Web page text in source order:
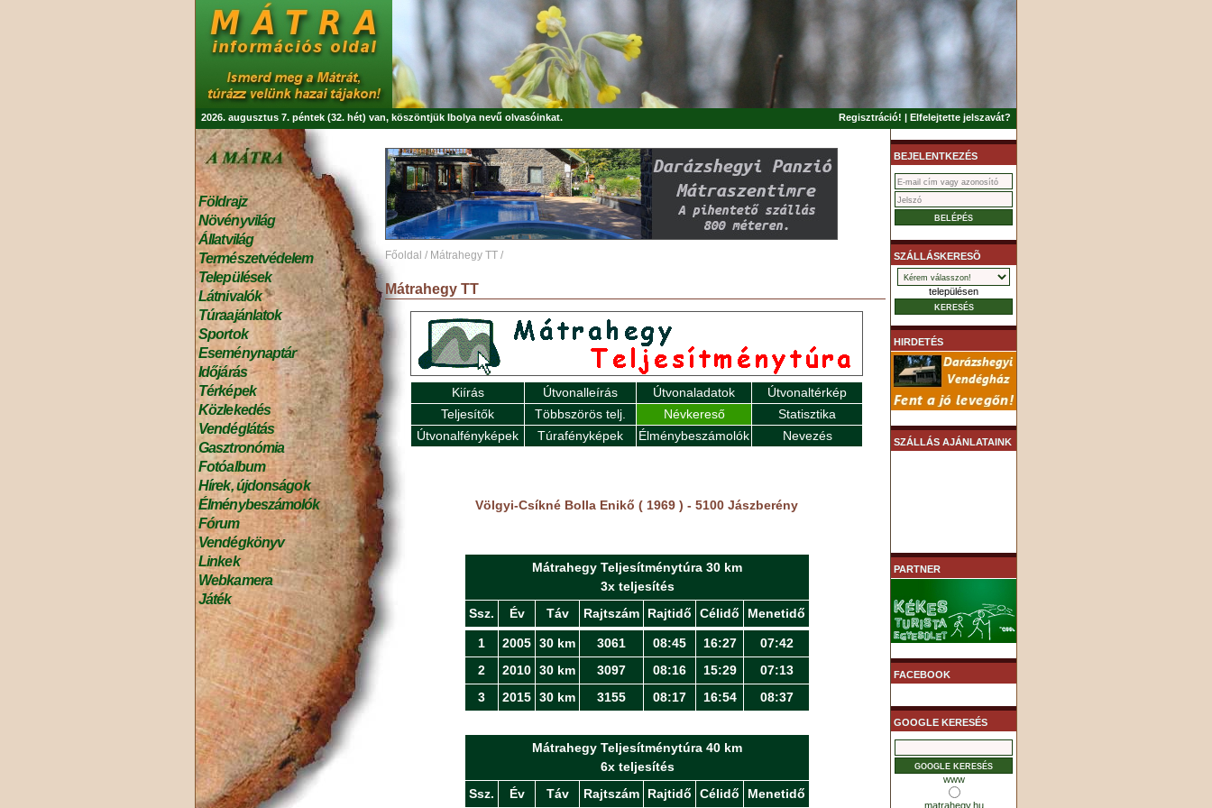
2026. augusztus 7. péntek (32. hét) van, köszöntjük Ibolya nevű olvasóinkat. Regisztráció! | Elfelejtette jelszavát?
Földrajz
Növényvilág
Állatvilág
Természetvédelem
Települések
Látnivalók
Túraajánlatok
Sportok
Eseménynaptár
Időjárás
Térképek
Közlekedés
Vendéglátás
Gasztronómia
Fotóalbum
Hírek, újdonságok
Élménybeszámolók
Fórum
Vendégkönyv
Linkek
Webkamera
Játék
Főoldal / Mátrahegy TT /
Mátrahegy TT
Kiírás Útvonalleírás Útvonaladatok
Útvonaltérkép
Teljesítők
Többszörös telj. Névkereső
Statisztika
Útvonalfényképek
Túrafényképek Élménybeszámolók Nevezés
Völgyi-Csíkné Bolla Enikő ( 1969 ) - 5100 Jászberény
Mátrahegy Teljesítménytúra 30 km
3x teljesítés
Ssz.
Év Táv Rajtszám Rajtidő Célidő Menetidő
1 2005 30 km 3061 08:45 16:27
07:42
2
2010 30 km 3097 08:16 15:29
07:13
3
2015 30 km 3155 08:17 16:54 08:37
Mátrahegy Teljesítménytúra 40 km
6x teljesítés
Ssz.
Év Táv Rajtszám Rajtidő Célidő Menetidő
BEJELENTKEZÉS
SZÁLLÁSKERESÕ
településen
HIRDETÉS
SZÁLLÁS AJÁNLATAINK
PARTNER
FACEBOOK
GOOGLE KERESÉS
www
matrahegy.hu